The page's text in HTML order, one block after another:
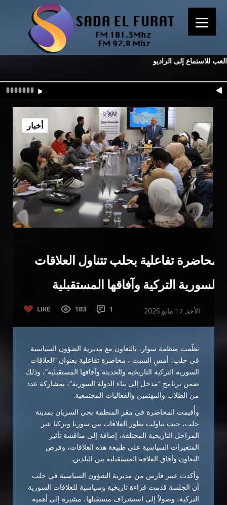
العب للاستماع إلى الراديو
محاضرة تفاعلية بحلب تتناول العلاقات
السورية التركية وآفاقها المستقبلية
LIKE 183 1 الأحد, 17 مايو 2026
أخبار
نظّمت منظمة سوار ، بالتعاون مع مديرية الشؤون السياسية
في حلب، أمسِ السبت ، محاضرة تفاعلية بعنوان “العلاقات
السورية التركية التاريخية والحديثة وآفاقها المستقبلية”، وذلك
ضمن برنامج “مدخل إلى بناء الدولة السورية”، بمشاركة عدد
من الطلاب والمهتمين والفعاليات المجتمعية.
وأُقيمت المحاضرة في مقر المنظمة بحي السريان بمدينة
حلب، حيث تناولت تطور العلاقات بين سوريا وتركيا عبر
المراحل التاريخية المختلفة، إضافة إلى مناقشة تأثير
المتغيرات السياسية على طبيعة هذه العلاقات، وفرص
التعاون وآفاق العلاقة المستقبلية بين البلدين.
وأكدت عبير فارس من مديرية الشؤون السياسية في حلب
أن الجلسة قدمت قراءة تاريخية وسياسية للعلاقات السورية
التركية، وصولاً إلى استشراف مستقبلها، مشيرة إلى أهمية